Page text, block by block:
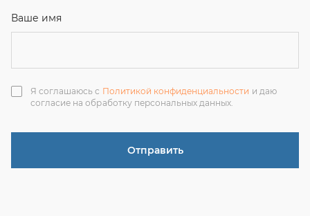
+7 (351) 214-36-26
+7 (922) 74-71-055